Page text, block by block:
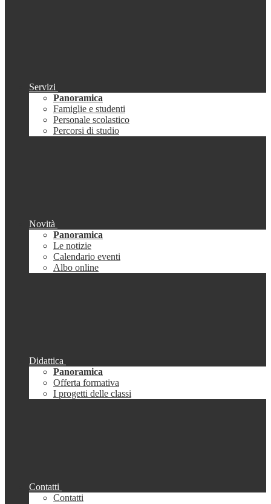
Servizi
Panoramica
Famiglie e studenti
Personale scolastico
Percorsi di studio
Novità
Panoramica
Le notizie
Calendario eventi
Albo online
Didattica
Panoramica
Offerta formativa
I progetti delle classi
Contatti
Contatti